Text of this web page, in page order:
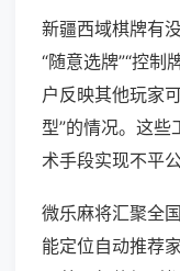
新疆西域棋牌有
“随意选牌”“控制
户反映其他玩家
型”的情况。这
术手段实现不平公
微乐麻将汇聚全
能定位自动推荐